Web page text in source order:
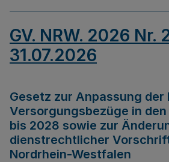
GV. NRW. 2026 Nr.
31.07.2026
Gesetz zur Anpassung der
Versorgungsbezüge in
bis 2028 sowie zur
dienstrechtlicher
Nordrhein-Westfalen